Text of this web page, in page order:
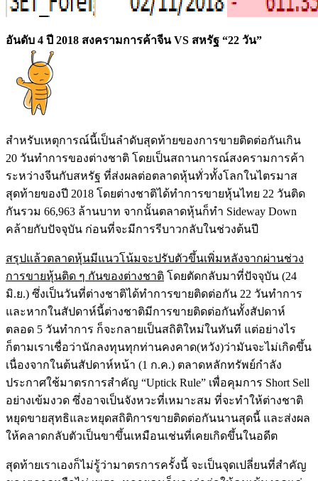
อันดับ 4 ปี 2018 สงครามการค้าจีน VS สหรัฐ “22 วัน”
สำหรับเหตุการณ์นี้เป็นลำดับสุดท้ายของการขายติดต่อกันเกิน
20 วันทำการของต่างชาติ โดยเป็นสถานการณ์สงครามการค้า
ระหว่างจีนกับสหรัฐ ที่ส่งผลต่อตลาดหุ้นทั่วทั้งโลกในไตรมาส
สุดท้ายของปี 2018 โดยต่างชาติได้ทำการขายหุ้นไทย 22 วันติด
กันรวม 66,963 ล้านบาท จากนั้นตลาดหุ้นก็ทำ Sideway Down
คล้ายกับปัจจุบัน ก่อนที่จะมีการรีบาวกลับในช่วงต้นปี
สรุปแล้วตลาดหุ้นมีแนวโน้มจะปรับตัวขึ้นเพิ่มหลังจากผ่านช่วง
การขายหุ้นติด ๆ กันของต่างชาติ โดยตัดกลับมาที่ปัจจุบัน (24
มิ.ย.) ซึ่งเป็นวันที่ต่างชาติได้ทำการขายติดต่อกัน 22 วันทำการ
และหากในสัปดาห์นี้ต่างชาติมีการขายติดต่อกันทั้งสัปดาห์
ตลอด 5 วันทำการ ก็จะกลายเป็นสถิติใหม่ในทันที แต่อย่างไร
ก็ตามเราเชื่อว่านักลงทุนทุกท่านคงคาด(หวัง)ว่ามันจะไม่เกิดขึ้น
เนื่องจากในต้นสัปดาห์หน้า (1 ก.ค.) ตลาดหลักทรัพย์กำลัง
ประกาศใช้มาตรการสำคัญ “Uptick Rule” เพื่อคุมการ Short Sell
อย่างเข้มงวด ซึ่งอาจเป็นจังหวะที่เหมาะสม ที่จะทำให้ต่างชาติ
หยุดขายสุทธิและหยุดสถิติการขายติดต่อกันนานสุดนี้ และส่งผล
ให้คลาดกลับตัวเป็นขาขึ้นเหมือนเช่นที่เคยเกิดขึ้นในอดีต
สุดท้ายเราเองก็ไม่รู้ว่ามาตรการครั้งนี้ จะเป็นจุดเปลี่ยนที่สำคัญ